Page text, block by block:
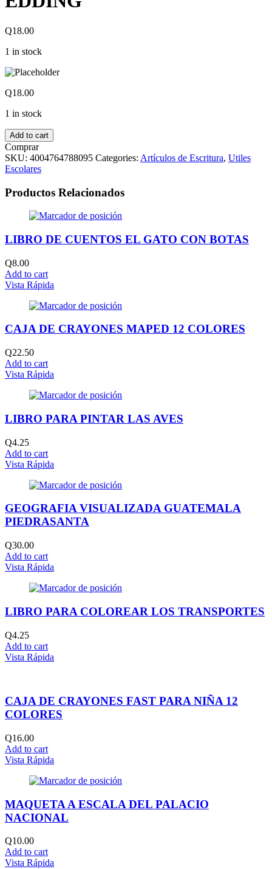
Q18.00
1 in stock
Q18.00
1 in stock
Add to cart
Comprar
SKU: 4004764788095 Categories: Artículos de Escritura, Utiles
Escolares
Productos Relacionados
LIBRO DE CUENTOS EL GATO CON BOTAS
Q8.00
Add to cart
Vista Rápida
CAJA DE CRAYONES MAPED 12 COLORES
Q22.50
Add to cart
Vista Rápida
LIBRO PARA PINTAR LAS AVES
Q4.25
Add to cart
Vista Rápida
GEOGRAFIA VISUALIZADA GUATEMALA
PIEDRASANTA
Q30.00
Add to cart
Vista Rápida
LIBRO PARA COLOREAR LOS TRANSPORTES
Q4.25
Add to cart
Vista Rápida
CAJA DE CRAYONES FAST PARA NIÑA 12
COLORES
Q16.00
Add to cart
Vista Rápida
MAQUETA A ESCALA DEL PALACIO
NACIONAL
Q10.00
Add to cart
Vista Rápida